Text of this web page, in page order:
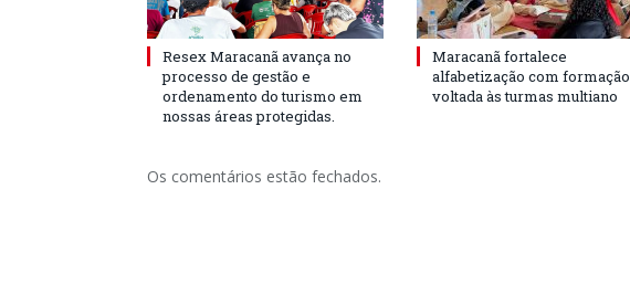
Resex Maracanã avança no
processo de gestão e
ordenamento do turismo em
nossas áreas protegidas.
Maracanã fortalece
alfabetização com formação
voltada às turmas multiano
Os comentários estão fechados.